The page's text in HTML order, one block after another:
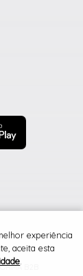
B2B
experiência
aceita esta